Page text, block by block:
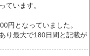
ています。
円となっていました。
り最大で180日間と記載が